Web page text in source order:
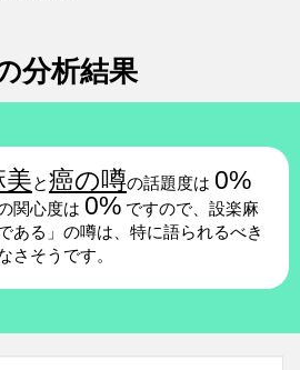
分析結果
美と癌の噂の話題度は 0%
関心度は 0% ですので、設楽麻
ある」の噂は、特に語られるべき
さそうです。